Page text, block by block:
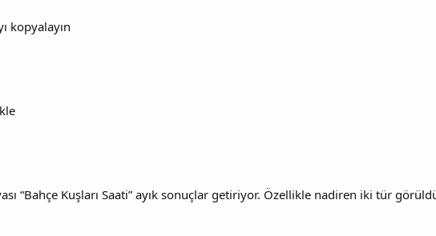
kopyalayın
“Bahçe Kuşları Saati” ayık sonuçlar getiriyor. Özellikle nadiren iki tür